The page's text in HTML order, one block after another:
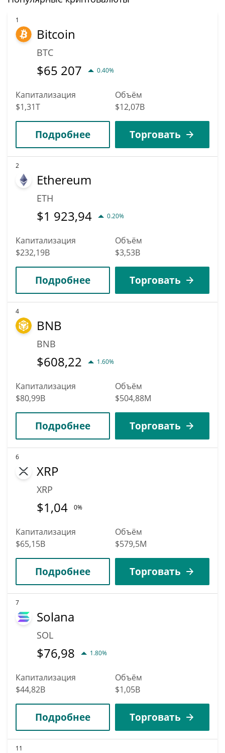
1
Bitcoin
BTC
$65 207 0.40%
Капитализация
$1,31T
Объём
$12,07B
Подробнее Торговать
2
Ethereum
ETH
$1 923,94 0.20%
Капитализация
$232,19B
Объём
$3,53B
Подробнее Торговать
4
BNB
BNB
$608,22 1.60%
Капитализация
$80,99B
Объём
$504,88M
Подробнее Торговать
6
XRP
XRP
$1,04 0%
Капитализация
$65,15B
Объём
$579,5M
Подробнее Торговать
7
Solana
SOL
$76,98 1.80%
Капитализация
$44,82B
Объём
$1,05B
Подробнее Торговать
11